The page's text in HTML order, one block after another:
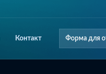
Контакт Форма для